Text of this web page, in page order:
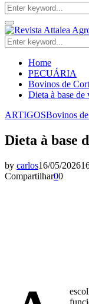
Search
for:
Facebook
Twitter
Instagram
Linkedin
Youtube
Email
Primary
Menu
Search
for:
Home
PECUÁRIA
Bovinos de
Dieta à base de
ARTIGOSBovinos
Dieta à base
by carlos16/05/2026
Compartilhar00